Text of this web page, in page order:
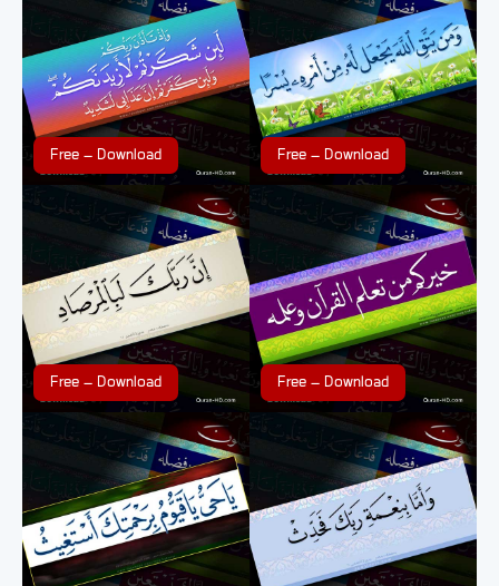
Free – Download
Free – Download
Free – Download
Free – Download